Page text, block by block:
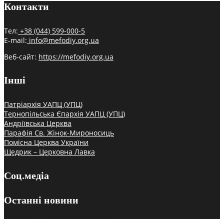
Контакти
Тел: +38 (044) 599-000-5
E-mail: info@mefodiy.org.ua
Веб-сайт: https://mefodiy.org.ua
Інші
Патріархія УАПЦ (УПЦ)
Тернопільська Єпархія УАПЦ (УПЦ)
Андріївська Церква
Парафія Св. Жінок-Мироносиць
Помісна Церква України
Щедрик – Церковна Лавка
Соц.медіа
Останні новини